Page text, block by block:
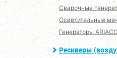
Сварочные
Осветительные
Генераторы
Ресиверы